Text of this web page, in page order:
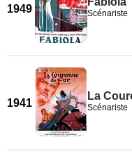
1949 Scénariste
1941
La
Scénariste